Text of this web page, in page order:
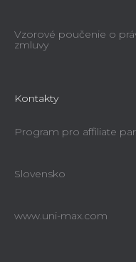
Vzorové poučenie o
zmluvy
Kontakty
Program pro affiliate
Slovensko
www.uni-max.com